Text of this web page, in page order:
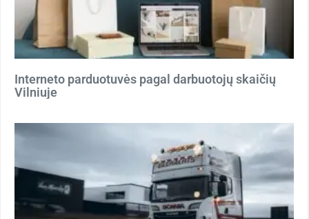
Interneto parduotuvės pagal darbuotojų skaičių
Vilniuje